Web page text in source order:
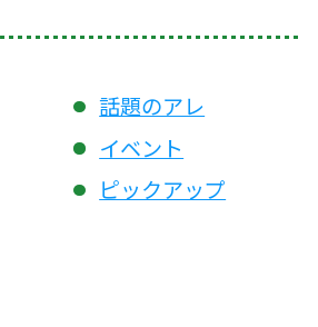
話題のアレ
イベント
ピックアップ